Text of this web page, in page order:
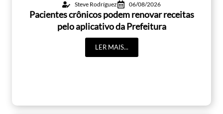
Steve Rodríguez 06/08/2026
Pacientes crônicos podem renovar receitas
pelo aplicativo da Prefeitura
LER MAIS...